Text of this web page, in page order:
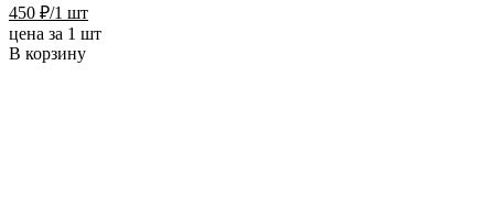
450 ₽/1 шт
цена за 1 шт
В корзину